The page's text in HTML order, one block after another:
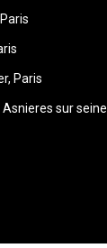
Paris
sur seine